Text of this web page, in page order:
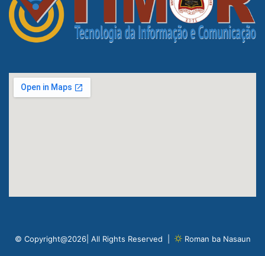
© Copyright@2026| All Rights Reserved | Roman ba Nasaun